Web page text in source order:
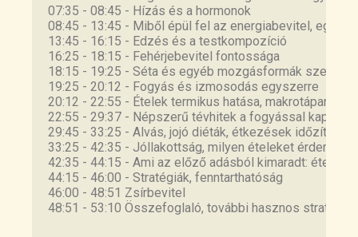
0528427/
environment
https://pubmed.ncbi.nlm.nih.gov/22642554/
The energy balance model of obesity: beyond
calories in, calories out
https://pubmed.ncbi.nlm.nih.gov/35134825/
Dynamics of childhood growth and obesity:
development and validation of a quantitative
mathematical model
https://pubmed.ncbi.nlm.nih.gov/24349967/
07:35 - 08:45 - Hízás és a hormonok
08:45 - 13:45 - Miből épül fel az energiabevitel,
13:45 - 16:15 - Edzés és a testkompozíció
16:25 - 18:15 - Fehérjebevitel fontossága
18:15 - 19:25 - Séta és egyéb mozgásformák szerepe
19:25 - 20:12 - Fogyás és izmosodás egyszerre
20:12 - 22:55 - Ételek termikus hatása,
22:55 - 29:37 - Népszerű tévhitek a fogyással
29:45 - 33:25 - Alvás, jojó diéták, étkezések időzítése
33:25 - 42:35 - Jóllakottság, milyen ételeket érdemes
42:35 - 44:15 - Ami az előző adásból kimaradt: ételek
44:15 - 46:00 - Stratégiák, fenntarthatóság
46:00 - 48:51 Zsírbevitel
48:51 - 53:10 Összefoglaló, további hasznos